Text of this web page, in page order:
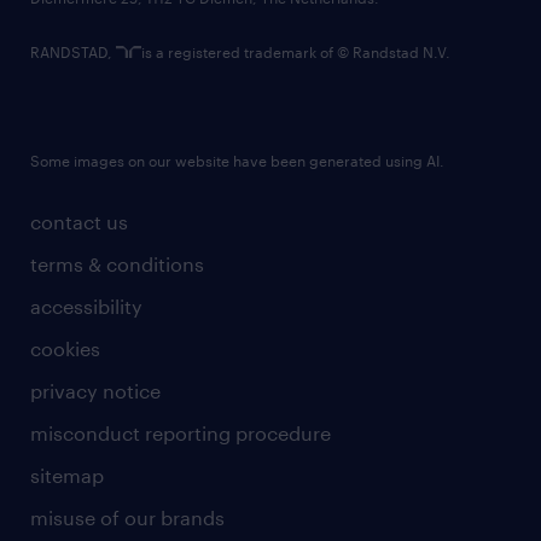
contact us
terms & conditions
accessibility
cookies
privacy notice
misconduct reporting procedure
sitemap
misuse of our brands
RANDSTAD, is a registered trademark of © Randstad N.V.
Some images on our website have been generated using AI.